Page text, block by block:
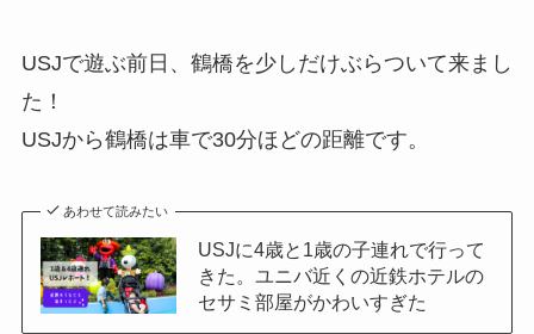
USJで遊ぶ前日、鶴橋を少しだけぶらついて来まし
た！
USJから鶴橋は車で30分ほどの距離です。
あわせて読みたい
USJに4歳と1歳の子連れで行って
きた。ユニバ近くの近鉄ホテルの
セサミ部屋がかわいすぎた